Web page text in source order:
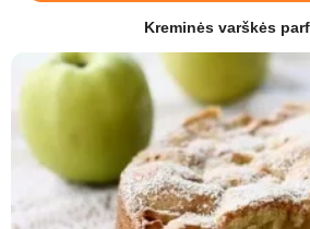
Kreminės varškės